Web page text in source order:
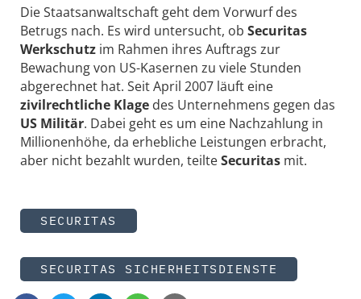
Die Staatsanwaltschaft geht dem Vorwurf des
Betrugs nach. Es wird untersucht, ob Securitas
Werkschutz im Rahmen ihres Auftrags zur
Bewachung von US-Kasernen zu viele Stunden
abgerechnet hat. Seit April 2007 läuft eine
zivilrechtliche Klage des Unternehmens gegen das
US Militär. Dabei geht es um eine Nachzahlung in
Millionenhöhe, da erhebliche Leistungen erbracht,
aber nicht bezahlt wurden, teilteSecuritas mit.
SECURITAS
SECURITAS SICHERHEITSDIENSTE